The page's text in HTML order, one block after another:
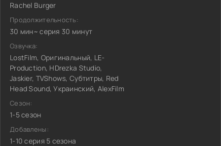
Rachel Burger
Продолжительность:
30 мин~ серия 30 минут
Озвучка:
LostFilm, Оригинальный, LE-
Production, HDrezka Studio,
Jaskier, TVShows, Субтитры, Red
Head Sound, Украинский, AlexFilm
Сезон:
1-5 сезон
Добавлены:
1-10 серия 5 сезона